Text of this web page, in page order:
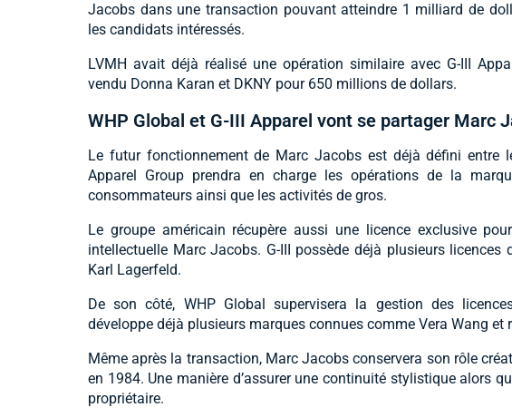
Jacobs dans une transaction pouvant atteindre 1 milliard de
les candidats intéressés.
LVMH avait déjà réalisé une opération similaire avec G-III
vendu Donna Karan et DKNY pour 650 millions de dollars.
WHP Global et G-III Apparel vont se partager Marc
Le futur fonctionnement de Marc Jacobs est déjà défini entre
Apparel Group prendra en charge les opérations de la
consommateurs ainsi que les activités de gros.
Le groupe américain récupère aussi une licence exclusive
intellectuelle Marc Jacobs. G-III possède déjà plusieurs
Karl Lagerfeld.
De son côté, WHP Global supervisera la gestion des
développe déjà plusieurs marques connues comme Vera Wang et
Même après la transaction, Marc Jacobs conservera son rôle
en 1984. Une manière d’assurer une continuité stylistique alors
propriétaire.